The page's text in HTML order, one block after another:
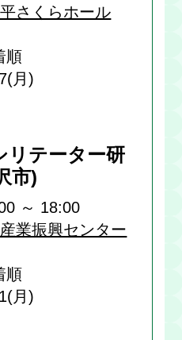
さくらホール
順
月)
リテーター研
市)
～ 18:00
業振興センター
順
月)